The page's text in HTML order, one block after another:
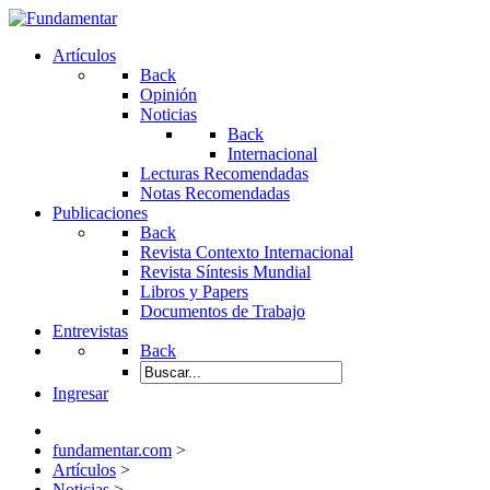
Artículos
Back
Opinión
Noticias
Back
Internacional
Lecturas Recomendadas
Notas Recomendadas
Publicaciones
Back
Revista Contexto Internacional
Revista Síntesis Mundial
Libros y Papers
Documentos de Trabajo
Entrevistas
Back
Ingresar
fundamentar.com >
Artículos >